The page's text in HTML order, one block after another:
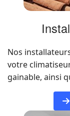
Nos
votre
gainable, ainsi